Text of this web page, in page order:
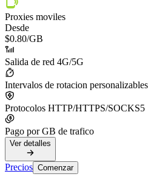
Proxies moviles
Desde
$0.80/GB
Salida de red 4G/5G
Intervalos de rotacion personalizables
Protocolos HTTP/HTTPS/SOCKS5
Pago por GB de trafico
Ver detalles
Precios Comenzar